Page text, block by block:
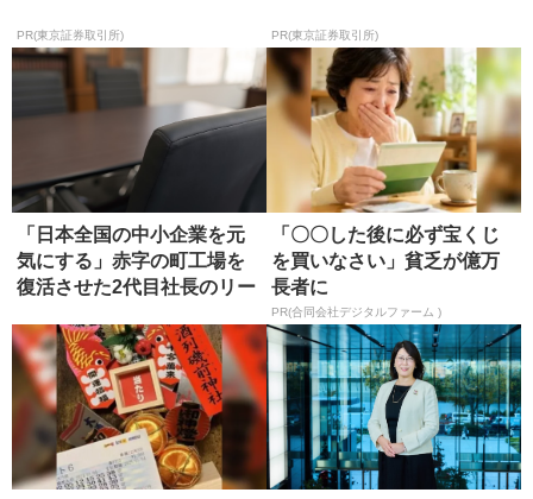
PR(東京証券取引所) PR(東京証券取引所)
「日本全国の中小企業を元
気にする」赤字の町工場を
復活させた2代目社長のリー
「〇〇した後に必ず宝くじ
を買いなさい」貧乏が億万
長者に
PR(合同会社デジタルファーム )